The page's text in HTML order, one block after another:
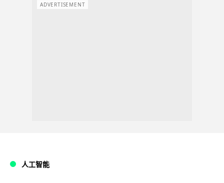
ADVERTISEMENT
人工智能